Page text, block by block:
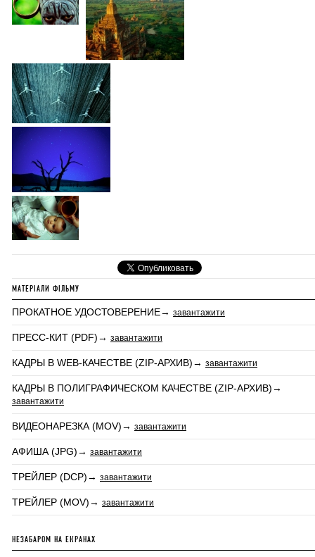
МАТЕРІАЛИ ФІЛЬМУ
ПРОКАТНОЕ УДОСТОВЕРЕНИЕ→ завантажити
ПРЕСС-КИТ (PDF)→ завантажити
КАДРЫ В WEB-КАЧЕСТВЕ (ZIP-АРХИВ)→ завантажити
КАДРЫ В ПОЛИГРАФИЧЕСКОМ КАЧЕСТВЕ (ZIP-АРХИВ)→
завантажити
ВИДЕОНАРЕЗКА (MOV)→ завантажити
АФИША (JPG)→ завантажити
ТРЕЙЛЕР (DCP)→ завантажити
ТРЕЙЛЕР (MOV)→ завантажити
НЕЗАБАРОМ НА ЕКРАНАХ